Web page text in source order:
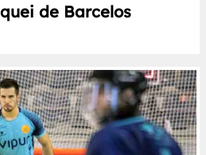
de Barcelos